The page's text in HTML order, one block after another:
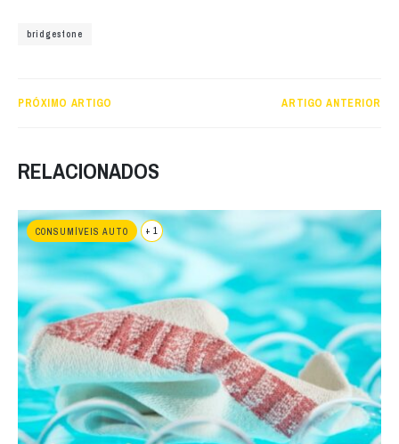
bridgestone
PRÓXIMO ARTIGO ARTIGO ANTERIOR
RELACIONADOS
CONSUMÍVEIS AUTO + 1